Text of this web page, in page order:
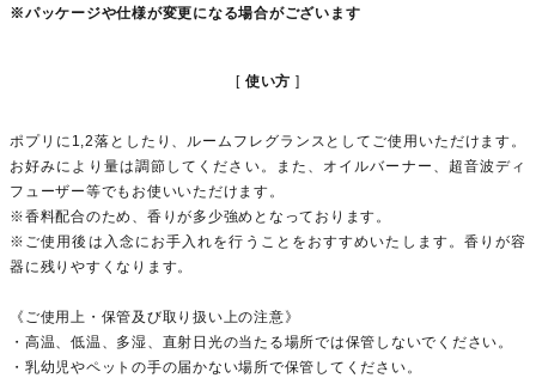
※パッケージや仕様が変更になる場合がございます
使い方
ポプリに1,2落としたり、ルームフレグランスとしてご使用いただけます。
お好みにより量は調節してください。また、オイルバーナー、超音波ディ
フューザー等でもお使いいただけます。
※香料配合のため、香りが多少強めとなっております。
※ご使用後は入念にお手入れを行うことをおすすめいたします。香りが容
器に残りやすくなります。
《ご使用上・保管及び取り扱い上の注意》
・高温、低温、多湿、直射日光の当たる場所では保管しないでください。
・乳幼児やペットの手の届かない場所で保管してください。